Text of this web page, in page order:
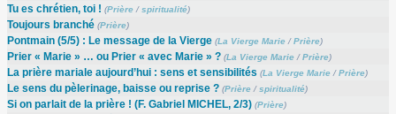
Tu es chrétien, toi ! (Prière/spiritualité)
Toujours branché (Prière)
Pontmain (5/5) : Le message de la Vierge (La Vierge Marie/Prière)
Prier « Marie » … ou Prier « avec Marie » ? (La Vierge Marie/Prière)
La prière mariale aujourd’hui : sens et sensibilités (La Vierge Marie/Prière)
Le sens du pèlerinage, baisse ou reprise ? (Prière/ spiritualité)
Si on parlait de la prière ! (F. Gabriel MICHEL, 2/3) (Prière)